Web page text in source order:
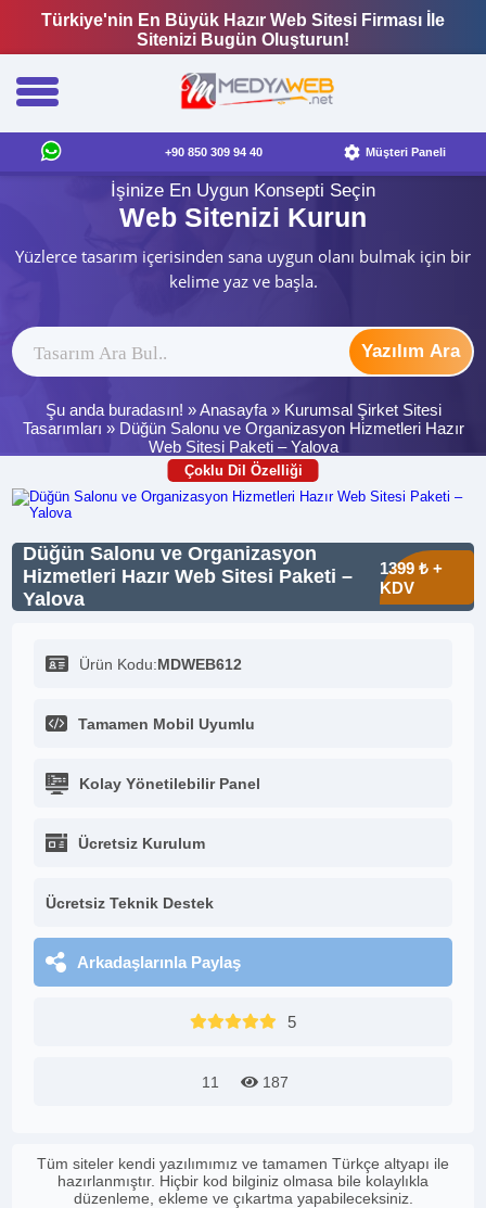
Türkiye'nin En Büyük Hazır Web Sitesi Firması İle
Sitenizi Bugün Oluşturun!
+90 850 309 94 40 Müşteri Paneli
İşinize En Uygun Konsepti Seçin
Web Sitenizi Kurun
Yüzlerce tasarım içerisinden sana uygun olanı bulmak için bir
kelime yaz ve başla.
Yazılım Ara
Şu anda buradasın! »Anasayfa» Kurumsal Şirket Sitesi
Tasarımları » Düğün Salonu ve Organizasyon Hizmetleri Hazır
Web Sitesi Paketi – Yalova
Çoklu Dil Özelliği
Düğün Salonu ve Organizasyon
Hizmetleri Hazır Web Sitesi Paketi –
Yalova
1399 ₺ +
KDV
Ürün Kodu:MDWEB612
Tamamen Mobil Uyumlu
Kolay Yönetilebilir Panel
Ücretsiz Kurulum
Ücretsiz Teknik Destek
Arkadaşlarınla Paylaş
5
11 187
Tüm siteler kendi yazılımımız ve tamamen Türkçe altyapı ile
hazırlanmıştır. Hiçbir kod bilginiz olmasa bile kolaylıkla
düzenleme, ekleme ve çıkartma yapabileceksiniz.